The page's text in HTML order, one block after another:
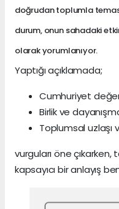
doğrudan toplumla
durum, onun sahadaki
olarak yorumlanıyor.
Yaptığı açıklamada;
Cumhuriyet
Birlik ve
Toplumsal uzlaşı
vurguları öne
kapsayıcı bir anlayış